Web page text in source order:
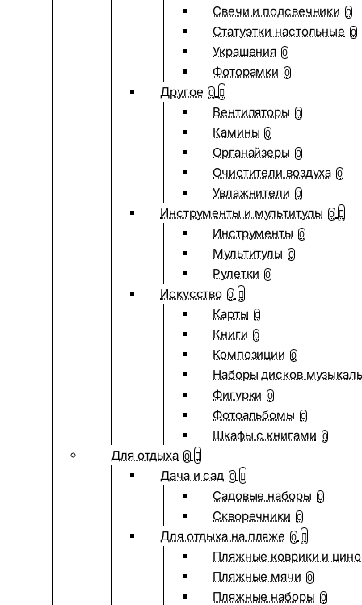
Свечи и подсвечники 0
Статуэтки настольные 0
Украшения 0
Фоторамки 0
Другое 0
Вентиляторы 0
Камины 0
Органайзеры 0
Очистители воздуха 0
Увлажнители 0
Инструменты и мультитулы 0
Инструменты 0
Мультитулы 0
Рулетки 0
Искусство 0
Карты 0
Книги 0
Композиции 0
Наборы дисков
Фигурки 0
Фотоальбомы 0
Шкафы с книгами 0
Для отдыха 0
Дача и сад 0
Садовые наборы 0
Скворечники 0
Для отдыха на пляже 0
Пляжные коврики и
Пляжные мячи 0
Пляжные наборы 0